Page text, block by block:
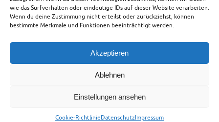
wie das Surfverhalten oder eindeutige IDs auf dieser Website verarbeiten.
Wenn du deine Zustimmung nicht erteilst oder zurückziehst, können
bestimmte Merkmale und Funktionen beeinträchtigt werden.
Akzeptieren
Ablehnen
Einstellungen ansehen
Cookie-RichtlinieDatenschutzImpressum
Januar 29, 2017 Afrika, Ägypten,Hotels,Reisen mit Mutter,Rotes Meer
1